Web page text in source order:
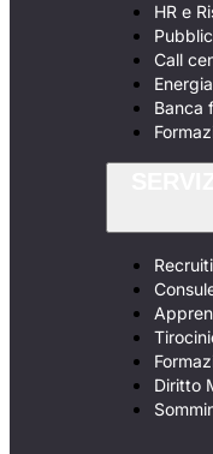
HR e
Call
Banca
Diritto